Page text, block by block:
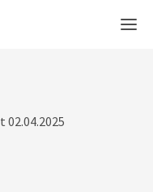
- Kraftsituasjonen